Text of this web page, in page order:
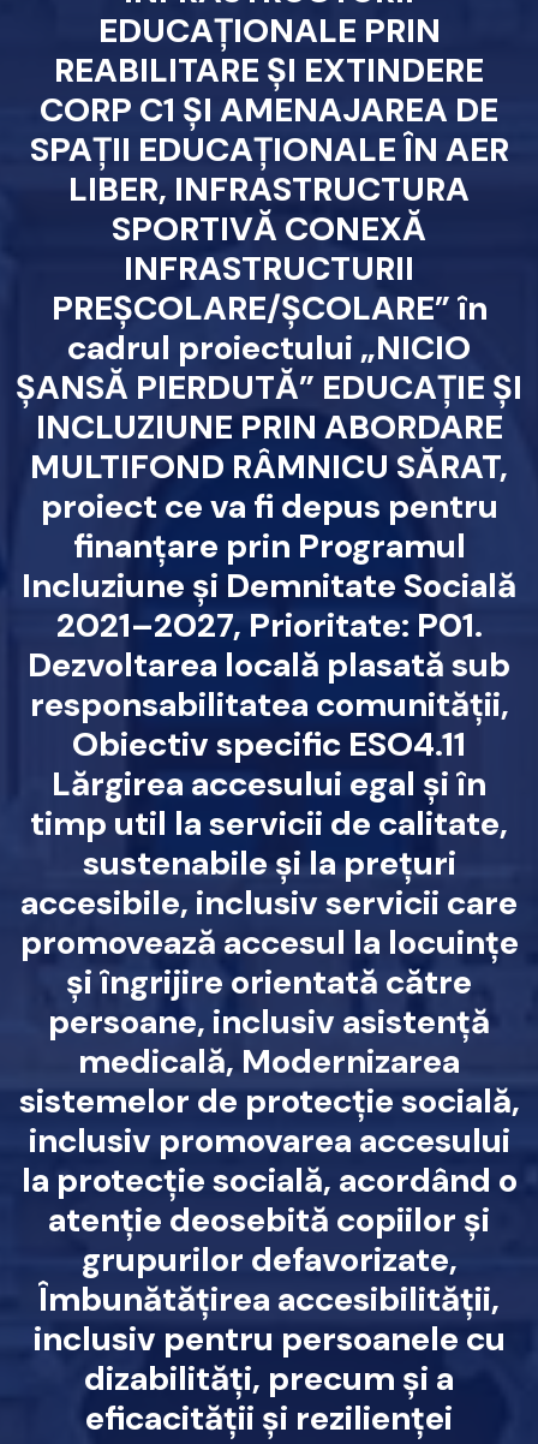
EDUCAȚIONALE PRIN
REABILITARE ȘI EXTINDERE
CORP C1 ȘI AMENAJAREA DE
SPAȚII EDUCAȚIONALE ÎN AER
LIBER, INFRASTRUCTURA
SPORTIVĂ CONEXĂ
INFRASTRUCTURII
PREȘCOLARE/ȘCOLARE” în
cadrul proiectului „NICIO
ȘANSĂ PIERDUTĂ” EDUCAȚIE ȘI
INCLUZIUNE PRIN ABORDARE
MULTIFOND RÂMNICU SĂRAT,
proiect ce va fi depus pentru
finanțare prin Programul
Incluziune și Demnitate Socială
2021–2027, Prioritate: P01.
Dezvoltarea locală plasată sub
responsabilitatea comunității,
Obiectiv specific ESO4.11
Lărgirea accesului egal și în
timp util la servicii de calitate,
sustenabile și la prețuri
accesibile, inclusiv servicii care
promovează accesul la locuințe
și îngrijire orientată către
persoane, inclusiv asistență
medicală, Modernizarea
sistemelor de protecție socială,
inclusiv promovarea accesului
la protecție socială, acordând o
atenție deosebită copiilor și
grupurilor defavorizate,
Îmbunătățirea accesibilității,
inclusiv pentru persoanele cu
dizabilități, precum și a
eficacității și rezilienței